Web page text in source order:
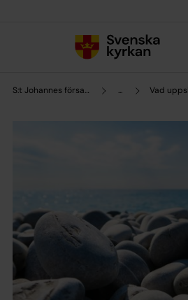
S:t Johannes församling ... Vad